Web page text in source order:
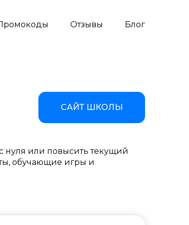
Отзывы Блог
САЙТ ШКОЛЫ
нуля или повысить текущий
обучающие игры и